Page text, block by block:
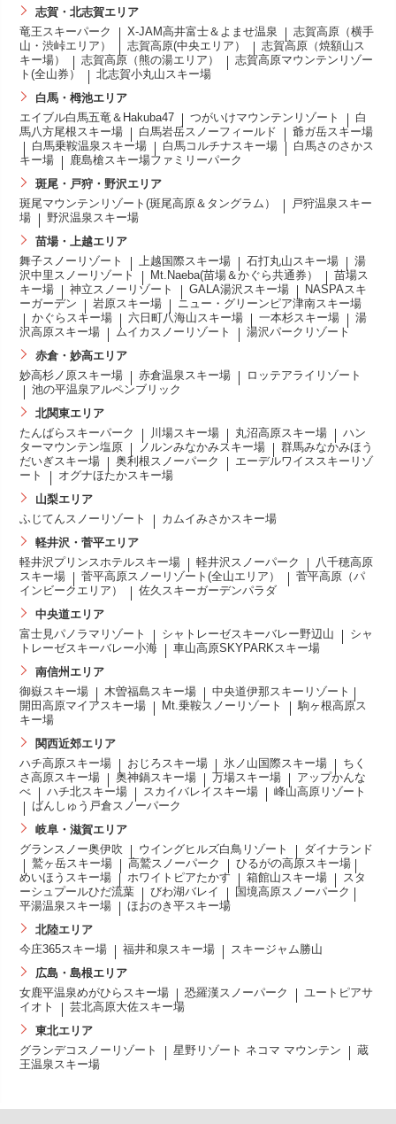
志賀・北志賀エリア
竜王スキーパーク
X-JAM高井富士＆よませ温泉
志賀高原（横手
山・渋峠エリア）
志賀高原(中央エリア）
志賀高原（焼額山ス
キー場）
志賀高原（熊の湯エリア）
志賀高原マウンテンリゾー
ト(全山券）
北志賀小丸山スキー場
白馬・栂池エリア
エイブル白馬五竜＆Hakuba47
つがいけマウンテンリゾート
白
馬八方尾根スキー場
白馬岩岳スノーフィールド
爺ガ岳スキー場
白馬乗鞍温泉スキー場
白馬コルチナスキー場
白馬さのさかス
キー場
鹿島槍スキー場ファミリーパーク
斑尾・戸狩・野沢エリア
斑尾マウンテンリゾート(斑尾高原＆タングラム）
戸狩温泉スキー
場
野沢温泉スキー場
苗場・上越エリア
舞子スノーリゾート
上越国際スキー場 石打丸山スキー場
湯
沢中里スノーリゾート
Mt.Naeba(苗場＆かぐら共通券）
苗場ス
キー場
神立スノーリゾート GALA湯沢スキー場
NASPAスキ
ーガーデン
岩原スキー場
ニュー・グリーンピア津南スキー場
かぐらスキー場
六日町八海山スキー場 一本杉スキー場
湯
沢高原スキー場
ムイカスノーリゾート
湯沢パークリゾート
赤倉・妙高エリア
妙高杉ノ原スキー場
赤倉温泉スキー場
ロッテアライリゾート
池の平温泉アルペンブリック
北関東エリア
たんばらスキーパーク
川場スキー場 丸沼高原スキー場
ハン
ターマウンテン塩原
ノルンみなかみスキー場
群馬みなかみほう
だいぎスキー場
奥利根スノーパーク
エーデルワイススキーリゾ
ート
オグナほたかスキー場
山梨エリア
ふじてんスノーリゾート
カムイみさかスキー場
軽井沢・菅平エリア
軽井沢プリンスホテルスキー場
軽井沢スノーパーク
八千穂高原
スキー場
菅平高原スノーリゾート(全山エリア）
菅平高原（パ
インビークエリア）
佐久スキーガーデンパラダ
中央道エリア
富士見パノラマリゾート
シャトレーゼスキーバレー野辺山
シャ
トレーゼスキーバレー小海
車山高原SKYPARKスキー場
南信州エリア
御嶽スキー場
木曽福島スキー場
中央道伊那スキーリゾート
開田高原マイアスキー場
Mt.乗鞍スノーリゾート
駒ヶ根高原ス
キー場
関西近郊エリア
ハチ高原スキー場
おじろスキー場 氷ノ山国際スキー場
ちく
さ高原スキー場
奥神鍋スキー場 万場スキー場
アップかんな
べ
ハチ北スキー場 スカイバレイスキー場
峰山高原リゾート
ばんしゅう戸倉スノーパーク
岐阜・滋賀エリア
グランスノー奥伊吹
ウイングヒルズ白鳥リゾート
ダイナランド
鷲ヶ岳スキー場
高鷲スノーパーク
ひるがの高原スキー場
めいほうスキー場
ホワイトピアたかす 箱館山スキー場
スタ
ーシュプールひだ流葉
びわ湖バレイ
国境高原スノーパーク
平湯温泉スキー場
ほおのき平スキー場
北陸エリア
今庄365スキー場
福井和泉スキー場
スキージャム勝山
広島・島根エリア
女鹿平温泉めがひらスキー場
恐羅漢スノーパーク
ユートピアサ
イオト
芸北高原大佐スキー場
東北エリア
グランデコスノーリゾート
星野リゾート ネコマ マウンテン
蔵
王温泉スキー場